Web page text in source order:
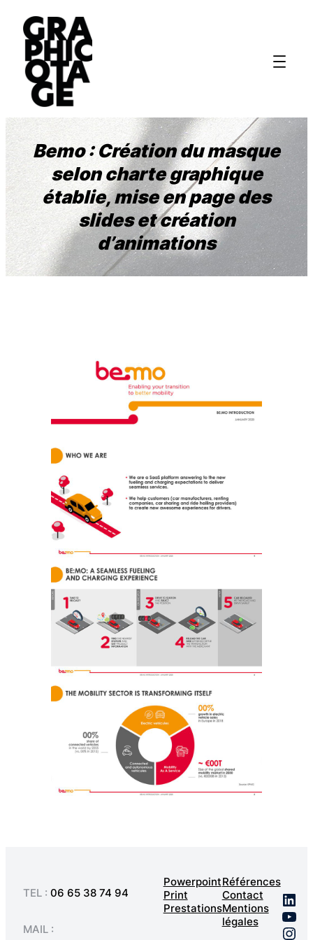
Bemo : Création du masque
selon charte graphique
établie, mise en page des
slides et création
d’animations
TEL : 06 65 38 74 94
MAIL :
Powerpoint
Print
Prestations
Références
Contact
Mentions
légales